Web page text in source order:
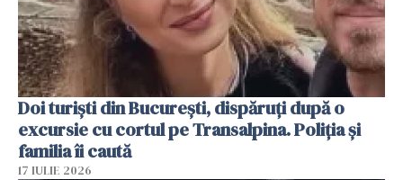
Doi turiști din București, dispăruți după o
excursie cu cortul pe Transalpina. Poliția și
familia îi caută
17 IULIE 2026